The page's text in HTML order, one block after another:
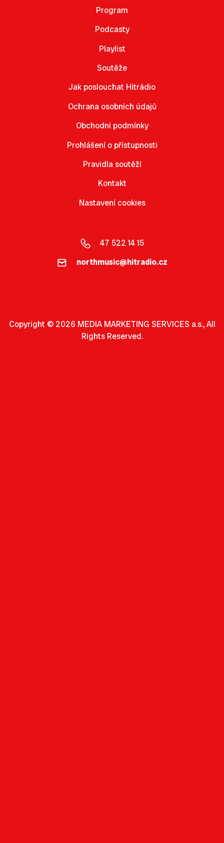
Program
Podcasty
Playlist
Soutěže
Jak poslouchat Hitrádio
Ochrana osobních údajů
Obchodní podmínky
Prohlášení o přístupnosti
Pravidla soutěží
Kontakt
Nastavení cookies
47 522 14 15
northmusic@hitradio.cz
Copyright © 2026 MEDIA MARKETING SERVICES a.s., All
Rights Reserved.